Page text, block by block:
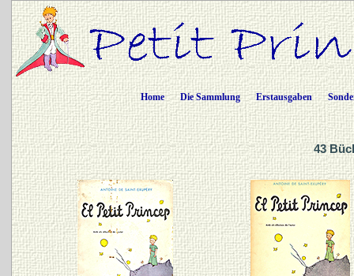
Home Die Sammlung Erstausgaben
43